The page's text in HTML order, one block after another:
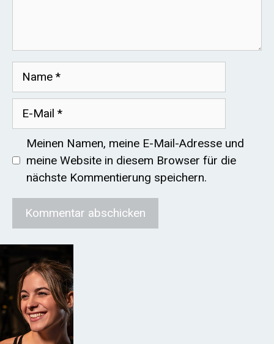
Name
Meinen Namen, meine E-Mail-Adresse und
meine Website in diesem Browser für die
nächste Kommentierung speichern.